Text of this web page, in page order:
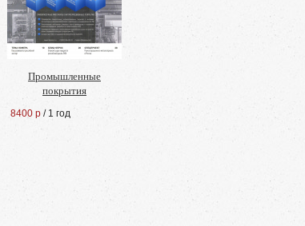
Промышленные
покрытия
8400 р / 1 год